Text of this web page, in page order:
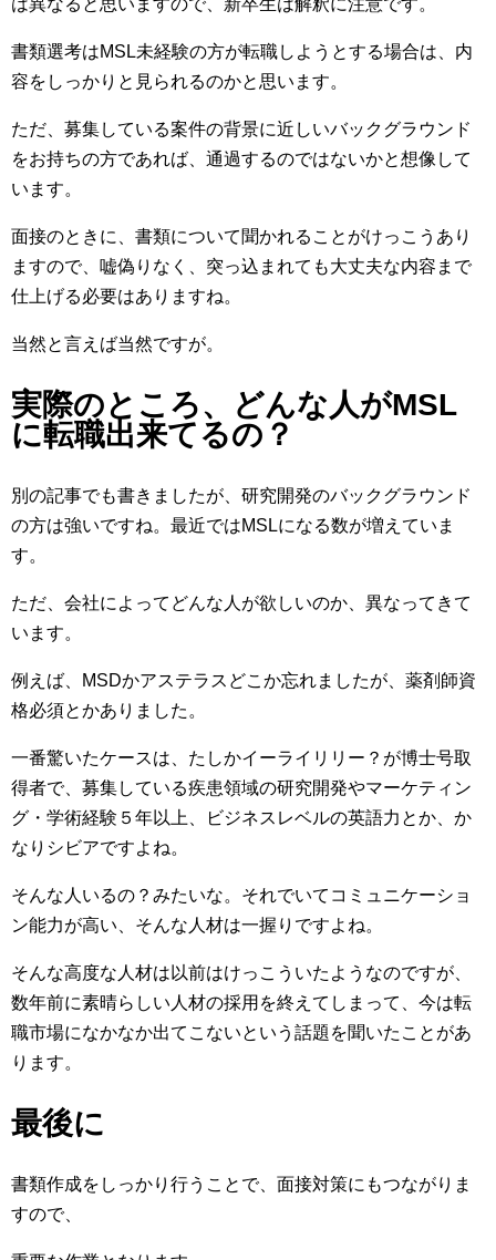
書類選考はMSL未経験の方が転職しようとする場合は、内
容をしっかりと見られるのかと思います。
ただ、募集している案件の背景に近しいバックグラウンド
をお持ちの方であれば、通過するのではないかと想像して
います。
面接のときに、書類について聞かれることがけっこうあり
ますので、嘘偽りなく、突っ込まれても大丈夫な内容まで
仕上げる必要はありますね。
当然と言えば当然ですが。
実際のところ、どんな人がMSL
に転職出来てるの？
別の記事でも書きましたが、研究開発のバックグラウンド
の方は強いですね。最近ではMSLになる数が増えていま
す。
ただ、会社によってどんな人が欲しいのか、異なってきて
います。
例えば、MSDかアステラスどこか忘れましたが、薬剤師資
格必須とかありました。
一番驚いたケースは、たしかイーライリリー？が博士号取
得者で、募集している疾患領域の研究開発やマーケティン
グ・学術経験５年以上、ビジネスレベルの英語力とか、か
なりシビアですよね。
そんな人いるの？みたいな。それでいてコミュニケーショ
ン能力が高い、そんな人材は一握りですよね。
そんな高度な人材は以前はけっこういたようなのですが、
数年前に素晴らしい人材の採用を終えてしまって、今は転
職市場になかなか出てこないという話題を聞いたことがあ
ります。
最後に
書類作成をしっかり行うことで、面接対策にもつながりま
すので、